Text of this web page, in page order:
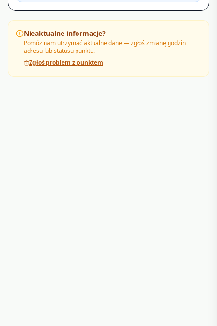
Nieaktualne informacje?
Pomóż nam utrzymać aktualne dane — zgłoś zmianę godzin,
adresu lub statusu punktu.
Zgłoś problem z punktem